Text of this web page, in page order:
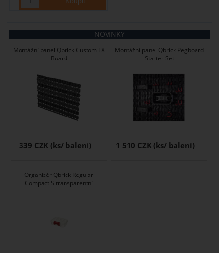
NOVINKY
Montážní panel Qbrick Custom FX
Board
339 CZK
Montážní panel Qbrick Pegboard
Starter Set
1 510 CZK
Organizér Qbrick Regular
Compact S transparentní